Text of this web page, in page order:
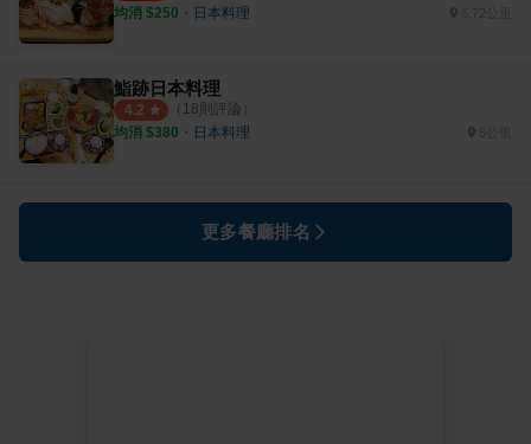
均消 $250 ・ 日本料理
鮨跡日本料理
4.2 （ 18則評論）
均消 $380 ・ 日本料理
更多餐廳排名